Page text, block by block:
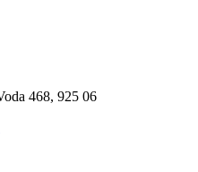
468, 925 06